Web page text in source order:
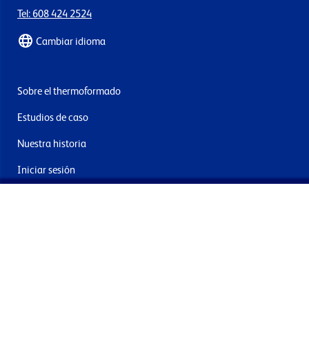
Tel: 608 424 2524
Cambiar idioma
Sobre el thermoformado
Estudios de caso
Nuestra historia
Iniciar sesión